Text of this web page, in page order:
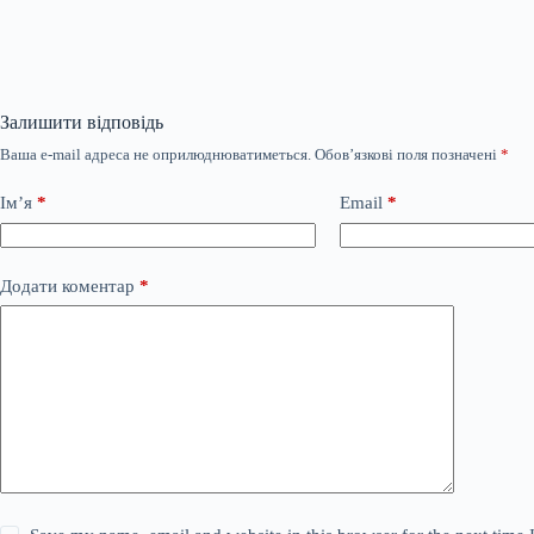
Залишити відповідь
Ваша e-mail адреса не оприлюднюватиметься. Обов’язкові поля позначені *
Ім’я * Email *
Додати коментар *